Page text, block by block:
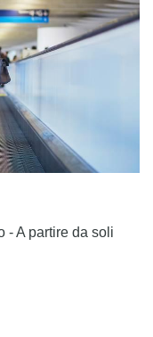
- A partire da soli